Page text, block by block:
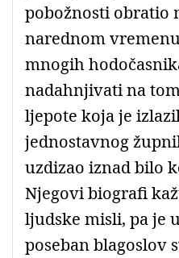
pobožnosti obratio
narednom
mnogih
nadahnjivati na
ljepote koja je
jednostavnog
uzdizao iznad bilo
Njegovi biografi
ljudske misli, pa je
poseban blagoslov